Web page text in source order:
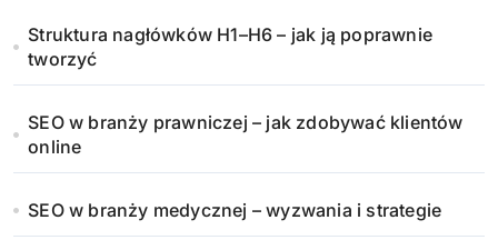
Struktura nagłówków H1–H6 – jak ją poprawnie
tworzyć
SEO w branży prawniczej – jak zdobywać klientów
online
SEO w branży medycznej – wyzwania i strategie